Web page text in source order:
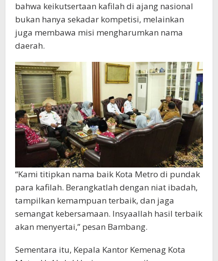
bahwa keikutsertaan kafilah di ajang nasional
bukan hanya sekadar kompetisi, melainkan
juga membawa misi mengharumkan nama
daerah.
“Kami titipkan nama baik Kota Metro di pundak
para kafilah. Berangkatlah dengan niat ibadah,
tampilkan kemampuan terbaik, dan jaga
semangat kebersamaan. Insyaallah hasil terbaik
akan menyertai,” pesan Bambang.
Sementara itu, Kepala Kantor Kemenag Kota